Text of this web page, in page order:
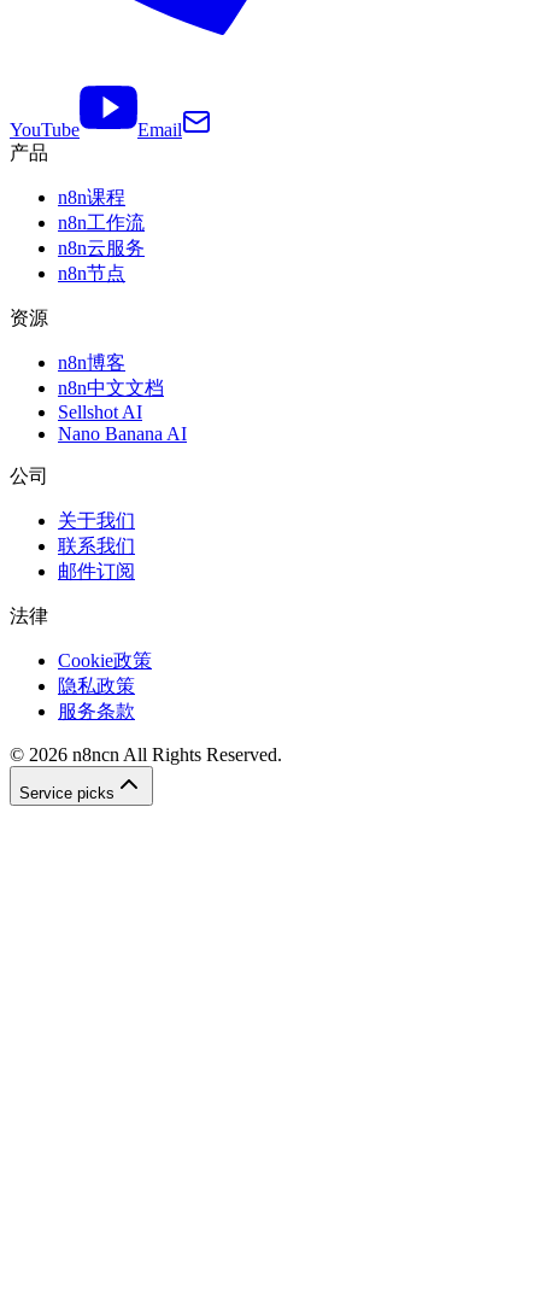
YouTube
Email
产品
n8n课程
n8n工作流
n8n云服务
n8n节点
资源
n8n博客
n8n中文文档
Sellshot AI
Nano Banana AI
公司
关于我们
联系我们
邮件订阅
法律
Cookie政策
隐私政策
服务条款
© 2026 n8ncn All Rights Reserved.
Service picks